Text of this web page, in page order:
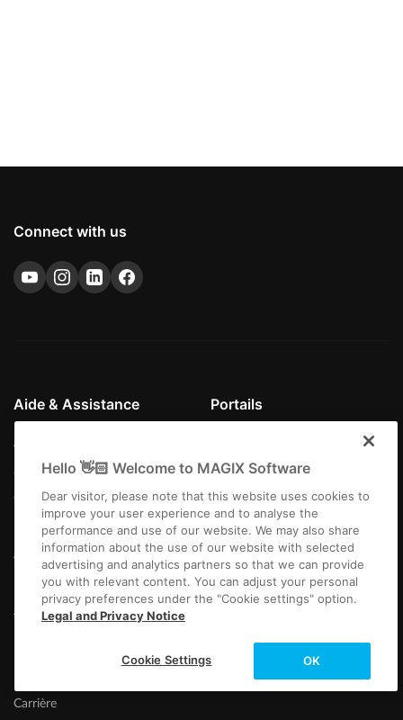
Connect with us
Aide & Assistance
Assistance technique
Savoir-faire
Centre de téléchargement
Partenariat
Affiliate
Portails
Communauté MAGIX
Producer Planet
À propos de MAGIX
Carrière
Contactez le support
Plus d'infos
Hello 👋🏻 Welcome to MAGIX Software
Dear visitor, please note that this website uses cookies to
improve your user experience and to analyse the
performance and use of our website. We may also share
information about the use of our website with selected
advertising and analytics partners so that we can provide
you with relevant content. You can adjust your personal
privacy preferences under the "Cookie settings" option.
Legal and Privacy Notice
OK
Cookie Settings